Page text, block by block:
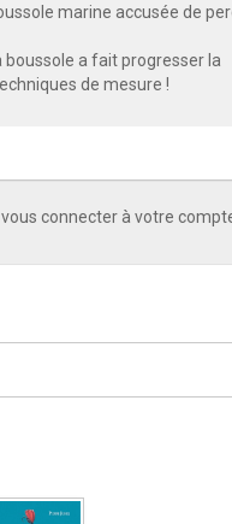
marine accusée de
a fait progresser la
de mesure !
connecter à votre